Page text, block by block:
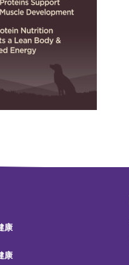
康
康